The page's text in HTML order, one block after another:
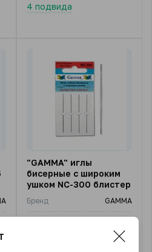
4 подвида
"GAMMA" иглы
бисерные с широким
ушком NC-300 блистер
Бренд GAMMA
1 штука